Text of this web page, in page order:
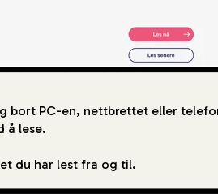
bort PC-en, nettbrettet eller
å lese.
du har lest fra og til.